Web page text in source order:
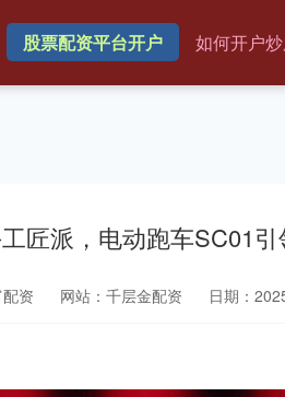
股票配资平台开户 如何开户
匠派，电动跑车SC01
资 网站：千层金配资 日期：